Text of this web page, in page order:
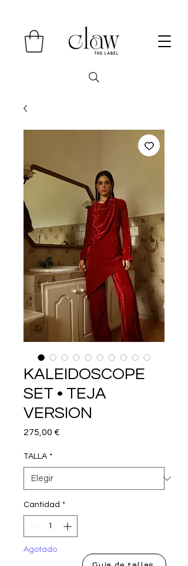
KALEIDOSCOPE
SET • TEJA
VERSION
275,00 €
TALLA *
Cantidad *
Agotado